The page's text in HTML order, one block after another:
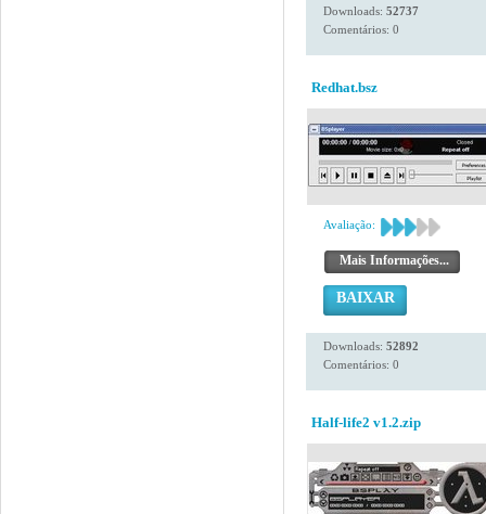
Downloads: 52737
Comentários: 0
Redhat.bsz
Avaliação:
Mais Informações...
BAIXAR
Downloads: 52892
Comentários: 0
Half-life2 v1.2.zip